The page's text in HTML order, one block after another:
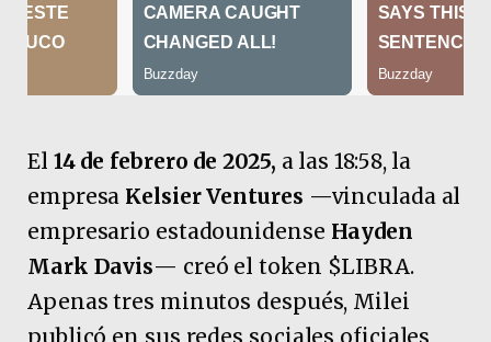
El 14 de febrero de 2025, a las 18:58, la
empresa Kelsier Ventures —vinculada al
empresario estadounidense Hayden
Mark Davis— creó el token $LIBRA.
Apenas tres minutos después, Milei
publicó en sus redes sociales oficiales